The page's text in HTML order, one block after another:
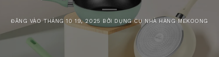
ĐĂNG VÀOTHÁNG 10 19, 2025 BỞI DỤNG CỤ NHÀ HÀNG MEKOONG